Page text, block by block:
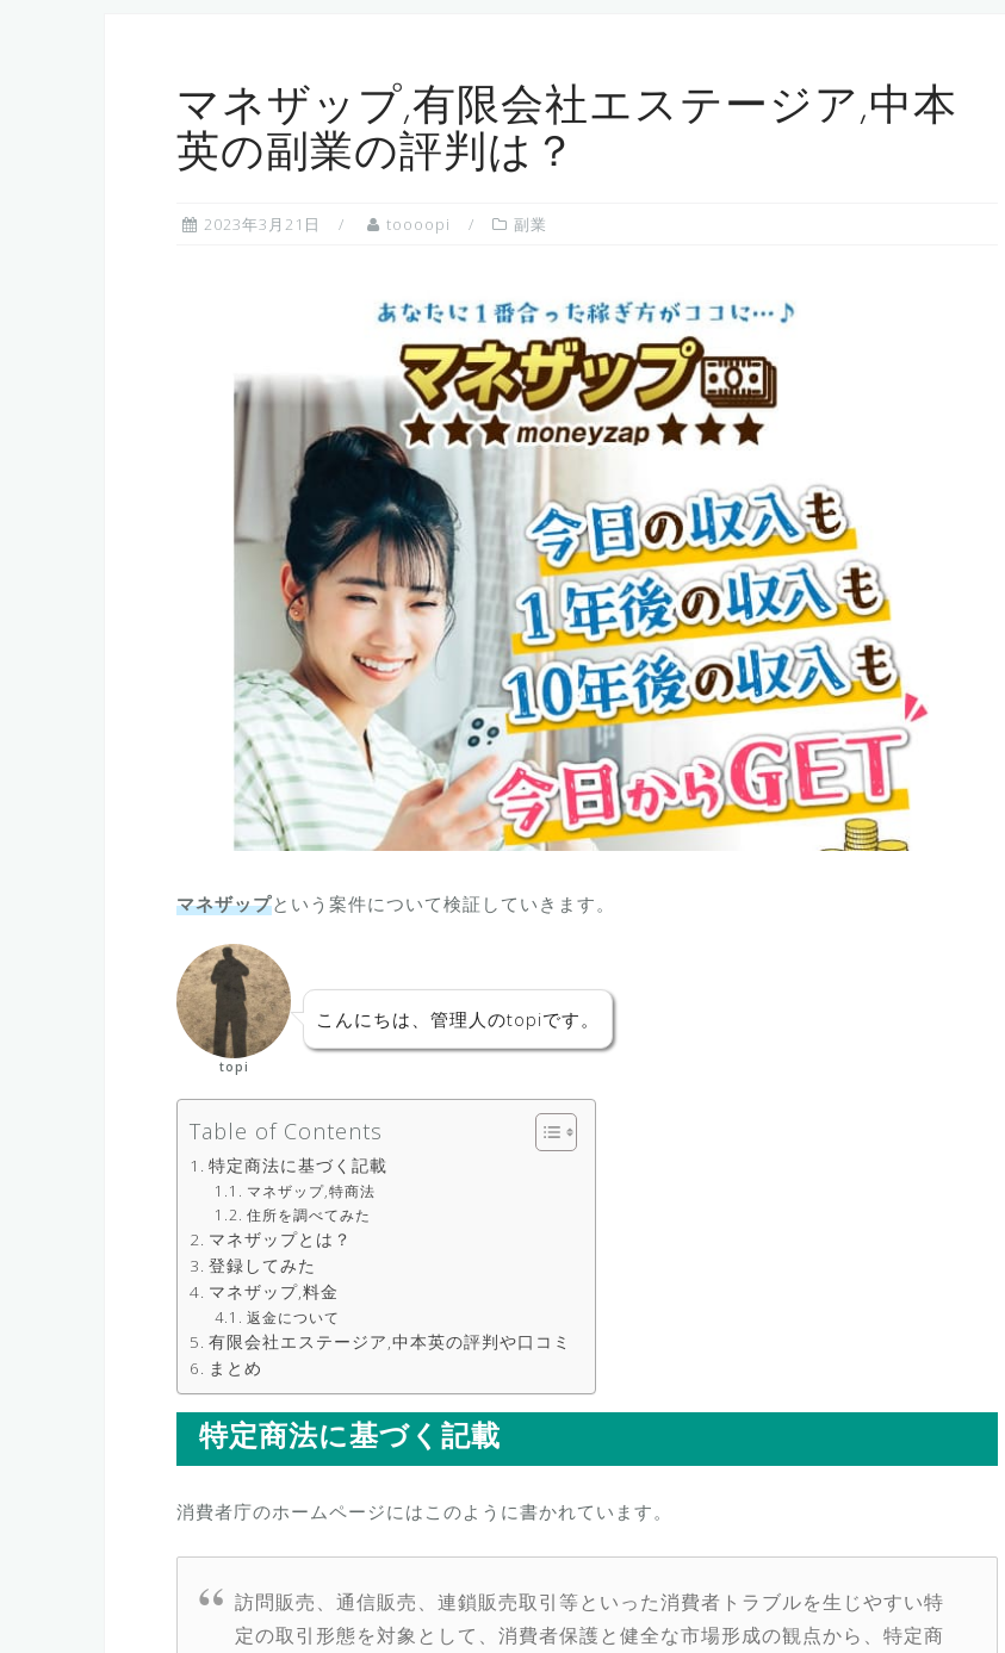
マネザップ,有限会社エステージア,中本
英の副業の評判は？
2023年3月21日 toooopi 副業
マネザップという案件について検証していきます。
topi
こんにちは、管理人のtopiです。
Table of Contents
特定商法に基づく記載
マネザップ,特商法
住所を調べてみた
マネザップとは？
登録してみた
マネザップ,料金
返金について
有限会社エステージア,中本英の評判や口コミ
まとめ
特定商法に基づく記載
消費者庁のホームページにはこのように書かれています。
訪問販売、通信販売、連鎖販売取引等といった消費者トラブルを生じやすい特
定の取引形態を対象として、消費者保護と健全な市場形成の観点から、特定商